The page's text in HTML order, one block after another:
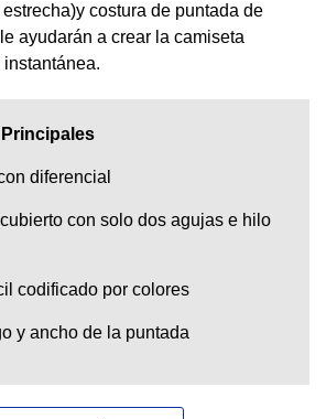
costura de puntada de
ayudarán a crear la camiseta
diferencial
con solo dos agujas e hilo
codificado por colores
y ancho de la puntada